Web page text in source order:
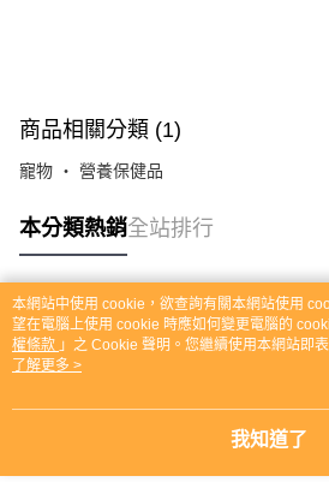
商品相關分類 (1)
寵物 ‧ 營養保健品
本分類熱銷全站排行
熱門標籤
本網站中使用 cookie，欲查詢有關本網站使用
望在電腦上使用 cookie 時應如何變更電腦的
權條款 」之 Cookie 聲明。您繼續使用本網站即
用條款之 Cookie 聲明使用 cookie。
了解更多 >
我知道了